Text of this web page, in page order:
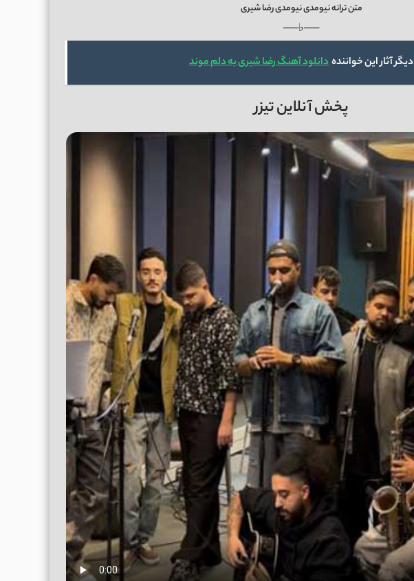
متن ترانه نیومدی نیومدی رضا شیری
──♭──
دیگر آثار این خوانندهدانلود آهنگ رضا شیری به دلم موند
پخش آنلاین تیزر